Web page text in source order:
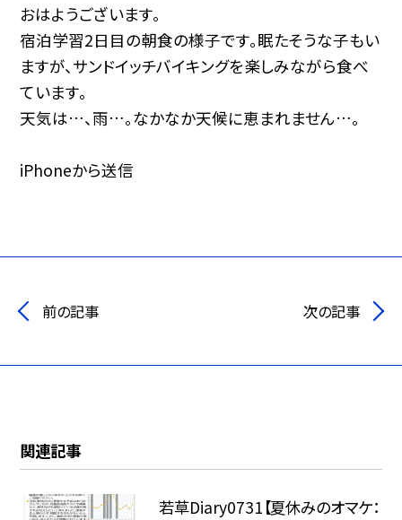
おはようございます。
宿泊学習2日目の朝食の様子です。眠たそうな子もい
ますが、サンドイッチバイキングを楽しみながら食べ
ています。
天気は…、雨…。なかなか天候に恵まれません…。
iPhoneから送信
前の記事 次の記事
関連記事
若草Diary0731【夏休みのオマケ：